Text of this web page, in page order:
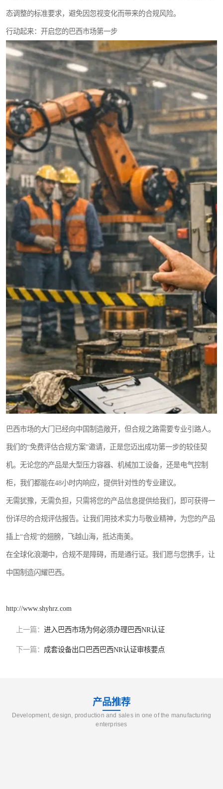
态调整的标准要求，避免因忽视变化而带来的合规风险。
行动起来：开启您的巴西市场第一步
巴西市场的大门已经向中国制造敞开，但合规之路需要专业引路人。
我们的“免费评估合规方案”邀请，正是您迈出成功第一步的较佳契
机。无论您的产品是大型压力容器、机械加工设备，还是电气控制
柜，我们都能在48小时内响应，提供针对性的专业建议。
无需犹豫，无需负担，只需将您的产品信息提供给我们，即可获得一
份详尽的合规评估报告。让我们用技术实力与敬业精神，为您的产品
插上“合规”的翅膀，飞越山海，抵达南美。
在全球化浪潮中，合规不是障碍，而是通行证。我们愿与您携手，让
中国制造闪耀巴西。
http://www.shyhrz.com
上一篇： 进入巴西市场为何必须办理巴西NR认证
下一篇： 成套设备出口巴西巴西NR认证审核要点
产品推荐
Development, design, production and sales in one of the manufacturing
enterprises